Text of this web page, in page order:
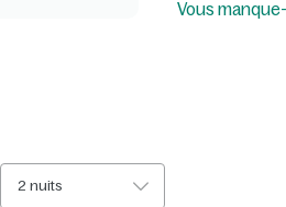
Vous
2 nuits